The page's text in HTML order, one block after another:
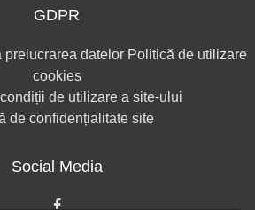
GDPR
prelucrarea datelor Politică de utilizare
cookies
de utilizare a site-ului
de confidențialitate site
Social Media